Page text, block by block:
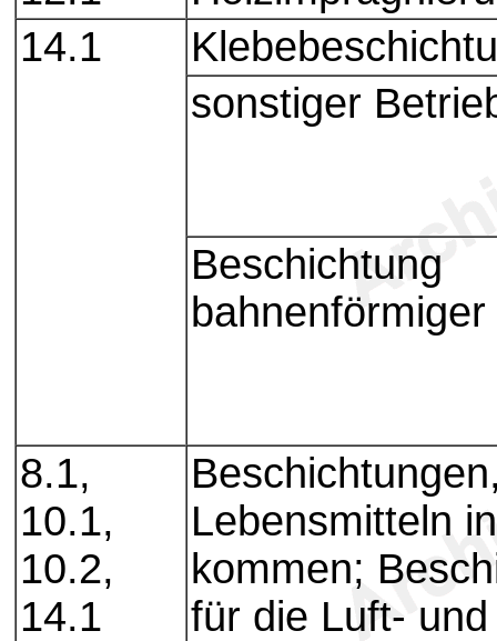
14.1
sonstiger
Beschichtung
8.1,
10.1,
10.2,
14.1
Lebensmitteln
kommen;
für die Luft-